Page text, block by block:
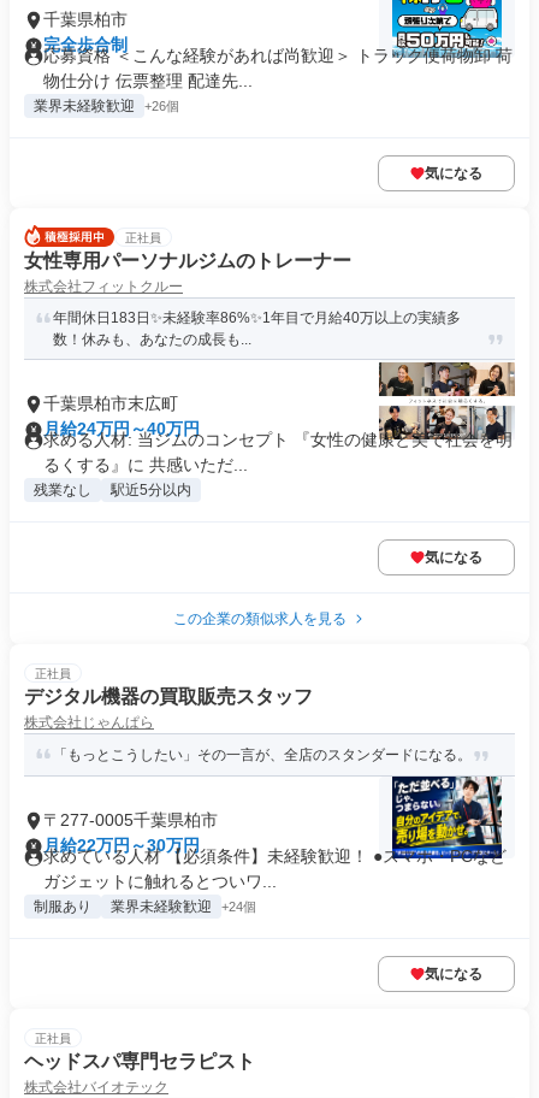
千葉県柏市
完全歩合制
応募資格 ＜こんな経験があれば尚歓迎＞ トラック便荷物卸 荷
物仕分け 伝票整理 配達先...
業界未経験歓迎 +26個
気になる
正社員
女性専用パーソナルジムのトレーナー
株式会社フィットクルー
年間休日183日✨未経験率86%✨1年目で月給40万以上の実績多
数！休みも、あなたの成長も...
千葉県柏市末広町
月給24万円～40万円
求める人材: 当ジムのコンセプト 『女性の健康と美で社会を明
るくする』に 共感いただ...
残業なし 駅近5分以内
気になる
この企業の類似求人を見る
正社員
デジタル機器の買取販売スタッフ
株式会社じゃんぱら
「もっとこうしたい」その一言が、全店のスタンダードになる。
〒277-0005千葉県柏市
月給22万円～30万円
求めている人材 【必須条件】未経験歓迎！ ●スマホ・PCなど
ガジェットに触れるとついワ...
制服あり 業界未経験歓迎 +24個
気になる
正社員
ヘッドスパ専門セラピスト
株式会社バイオテック